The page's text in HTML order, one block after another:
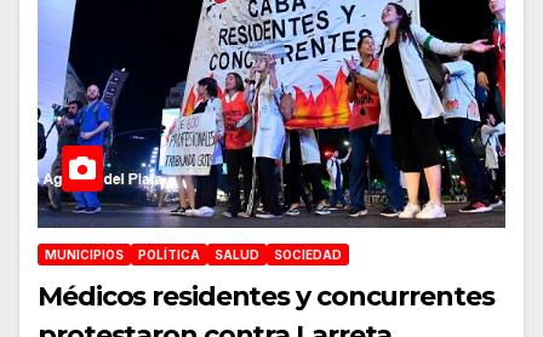
MUNICIPIOS POLÍTICA SALUD SOCIEDAD
Médicos residentes y concurrentes